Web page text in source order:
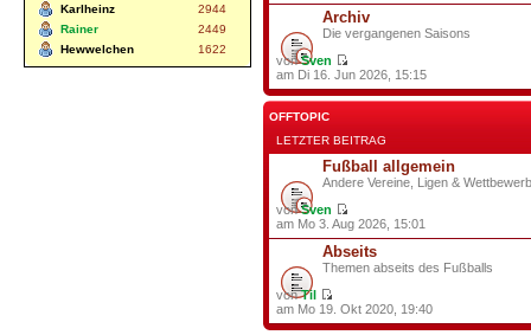
Karlheinz
2944
Rainer
2449
Hewwelchen
1622
Archiv
Die vergangenen Saisons
vonSven
am Di 16. Jun 2026, 15:15
OFFTOPIC
LETZTER BEITRAG
Fußball allgemein
Andere Vereine, Ligen &
vonSven
am Mo 3. Aug 2026, 15:01
Abseits
Themen abseits des Fußballs
vonTil
am Mo 19. Okt 2020, 19:40